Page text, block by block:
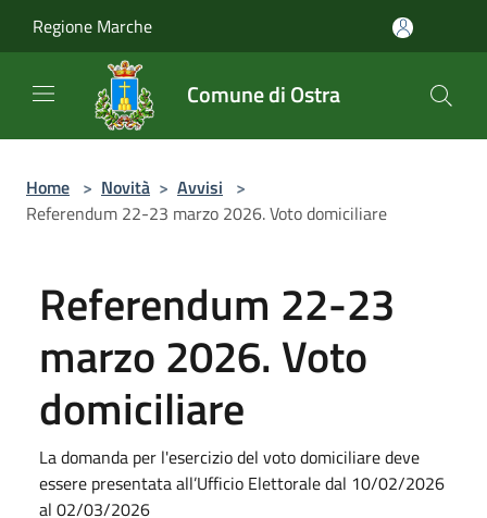
Regione Marche
Comune di Ostra
Home > Novità > Avvisi >
Referendum 22-23 marzo 2026. Voto domiciliare
Referendum 22-23
marzo 2026. Voto
domiciliare
La domanda per l'esercizio del voto domiciliare deve
essere presentata all’Ufficio Elettorale dal 10/02/2026
al 02/03/2026